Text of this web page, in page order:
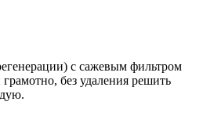
с сажевым фильтром
без удаления решить